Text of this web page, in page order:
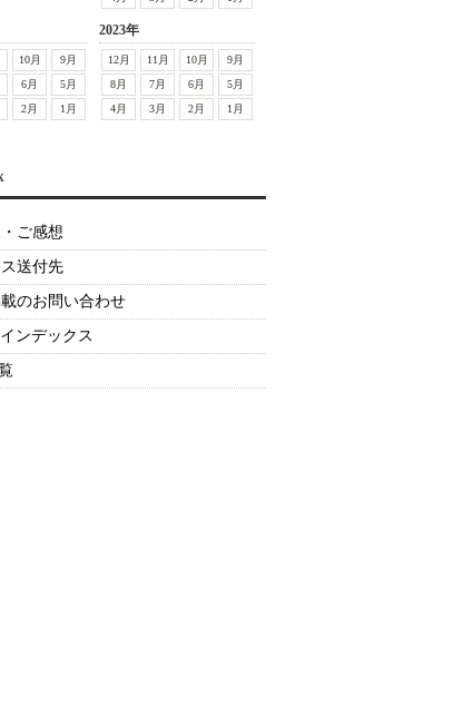
10月
9月
6月
5月
2月 1月
2023年
12月 11月 10月
9月
8月
7月 6月
5月
4月
3月 2月 1月
ご感想
送付先
のお問い合わせ
インデックス